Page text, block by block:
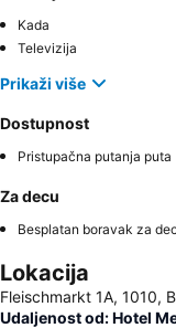
Kada
Televizija
Prikaži više
Dostupnost
Pristupačna putanja puta
Za decu
Besplatan boravak za
Lokacija
Fleischmarkt 1A, 1010,
Udaljenost od: Hotel